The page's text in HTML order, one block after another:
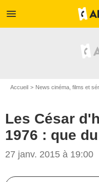
menu
Accueil News cinéma, films et
Les César
1976 : que
27 janv. 2015 à 19:00